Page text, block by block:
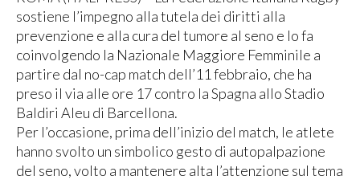
sostiene l’impegno alla tutela dei diritti alla
prevenzione e alla cura del tumore al seno e lo fa
coinvolgendo la Nazionale Maggiore Femminile a
partire dal no-cap match dell’11 febbraio, che ha
preso il via alle ore 17 contro la Spagna allo Stadio
Baldiri Aleu di Barcellona.
Per l’occasione, prima dell’inizio del match, le atlete
hanno svolto un simbolico gesto di autopalpazione
del seno, volto a mantenere alta l’attenzione sul tema